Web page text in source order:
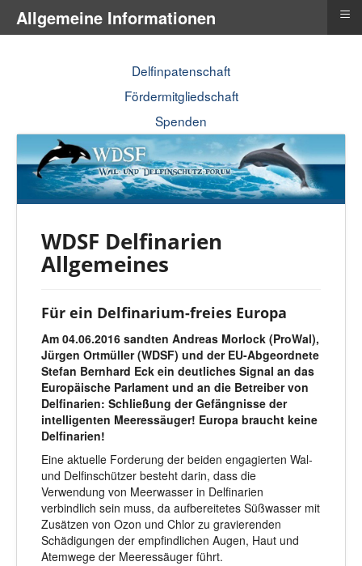
Delfinpatenschaft
Fördermitgliedschaft
Spenden
WDSF Delfinarien
Allgemeines
Für ein Delfinarium-freies Europa
Am 04.06.2016 sandten Andreas Morlock (ProWal),
Jürgen Ortmüller (WDSF) und der EU-Abgeordnete
Stefan Bernhard Eck ein deutliches Signal an das
Europäische Parlament und an die Betreiber von
Delfinarien: Schließung der Gefängnisse der
intelligenten Meeressäuger! Europa braucht keine
Delfinarien!
Eine aktuelle Forderung der beiden engagierten Wal-
und Delfinschützer besteht darin, dass die
Verwendung von Meerwasser in Delfinarien
verbindlich sein muss, da aufbereitetes Süßwasser mit
Zusätzen von Ozon und Chlor zu gravierenden
Schädigungen der empfindlichen Augen, Haut und
Atemwege der Meeressäuger führt.
Allgemeine Informationen ≡